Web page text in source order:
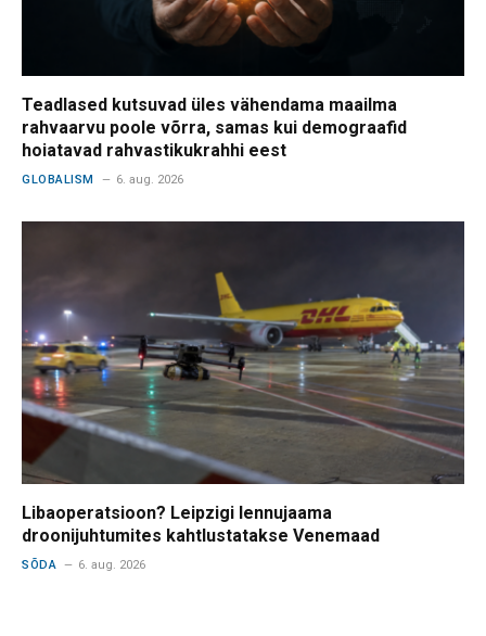
Teadlased kutsuvad üles vähendama maailma
rahvaarvu poole võrra, samas kui demograafid
hoiatavad rahvastikukrahhi eest
GLOBALISM 6. aug. 2026
Libaoperatsioon? Leipzigi lennujaama
droonijuhtumites kahtlustatakse Venemaad
SÕDA 6. aug. 2026